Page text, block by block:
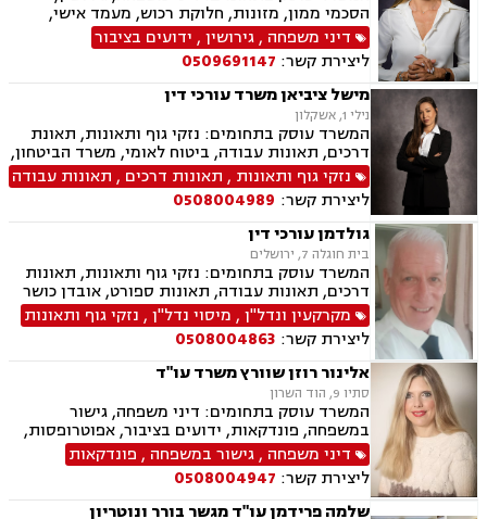
הסכמי ממון, מזונות, חלוקת רכוש, מעמד אישי,
תיאום הורי, זמני שהות, אלימות במשפחה, ניכור
הורי, אפוטרופסות, ירושות וצוואות, גישור במשפחה,
ליטיגציה, ייפוי כוח מתמשך
דיני משפחה ,גירושין, ידועים בציבור
ליצירת קשר: 0509691147
מישל ציביאן משרד עורכי דין
נילי 1, אשקלון
המשרד עוסק בתחומים: נזקי גוף ותאונות, תאונת
דרכים, תאונות עבודה, ביטוח לאומי, משרד הביטחון,
נכי צה"ל, נזקי רכוש, ירושות וצוואות, ייפוי כוח
מתמשך, תאונות עקב רשלנות, תאונות תלמידים.
נזקי גוף ותאונות , תאונות דרכים , תאונות עבודה
ליצירת קשר: 0508004989
גולדמן עורכי דין
בית חוגלה 7, ירושלים
המשרד עוסק בתחומים: נזקי גוף ותאונות, תאונות
דרכים, תאונות עבודה, תאונות ספורט, אובדן כושר
עבודה, תאונות עקב רשלנות, תביעות ביטוח ונזקי
רכוש, ביטוח לאומי, רשלנות רפואית, מקרקעין
ונדל"ן, אזרחות זרה ודרכון זר, דיני חוזים, דיני
ספורט, לשון הרע, ירושות וצוואות, מיסוי נדל"ן.
מקרקעין ונדל"ן, מיסוי נדל"ן, נזקי גוף ותאונות
ליצירת קשר: 0508004863
אלינור רוזן שוורץ משרד עו"ד
סתיו 9, הוד השרון
המשרד עוסק בתחומים: דיני משפחה, גישור
במשפחה, פונדקאות, ידועים בציבור, אפוטרופסות,
פונדקאות חו"ל גיאורגיה, גירושין, הורות חד מינית,
חלוקת רכוש, מעמד אישי, תיאום הורי, חטיפת ילדים,
זמני שהות, ניכור הורי, עסקאות במתנה, ייפוי כוח
מתמשך, ירושות וצוואות.
דיני משפחה ,גישור במשפחה , פונדקאות
ליצירת קשר: 0508004947
שלמה פרידמן עו"ד מגשר בורר ונוטריון